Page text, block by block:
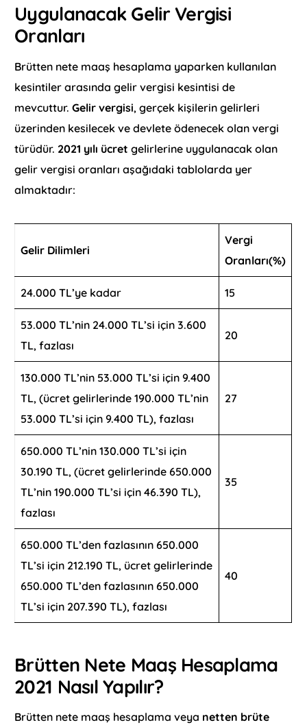
Uygulanacak Gelir Vergisi
Oranları
Brütten nete maaş hesaplama yaparken kullanılan
kesintiler arasında gelir vergisi kesintisi de
mevcuttur.Gelir vergisi, gerçek kişilerin gelirleri
üzerinden kesilecek ve devlete ödenecek olan vergi
türüdür. 2021 yılı ücret gelirlerine uygulanacak olan
gelir vergisi oranları aşağıdaki tablolarda yer
almaktadır:
Gelir Dilimleri
Vergi
Oranları(%)
24.000 TL’ye kadar 15
53.000 TL’nin 24.000 TL’si için 3.600
TL, fazlası
20
130.000 TL’nin 53.000 TL’si için 9.400
TL, (ücret gelirlerinde 190.000 TL’nin
53.000 TL’si için 9.400 TL), fazlası
27
650.000 TL’nin 130.000 TL’si için
30.190 TL, (ücret gelirlerinde 650.000
TL’nin 190.000 TL’si için 46.390 TL),
fazlası
35
650.000 TL’den fazlasının 650.000
TL’si için 212.190 TL, ücret gelirlerinde
650.000 TL’den fazlasının 650.000
TL’si için 207.390 TL), fazlası
40
Brütten Nete Maaş Hesaplama
2021 Nasıl Yapılır?
Brütten nete maaş hesaplama veya netten brüte